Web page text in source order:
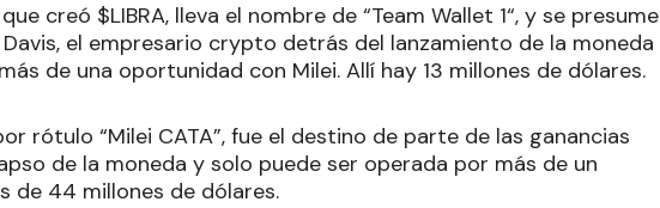
creó $LIBRA, lleva el nombre de “Team Wallet 1“, y se presume
el empresario crypto detrás del lanzamiento de la moneda
de una oportunidad con Milei. Allí hay 13 millones de dólares.
rótulo “Milei CATA”, fue el destino de parte de las ganancias
de la moneda y solo puede ser operada por más de un
de 44 millones de dólares.